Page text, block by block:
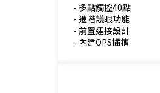
- 多點觸控40點
- 進階護眼功能
- 前置連接設計
- 內建OPS插槽